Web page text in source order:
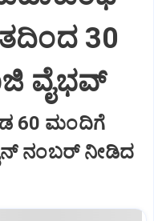
30
ವೈಭವ್
60 ಮಂದಿಗೆ
ನಂಬರ್ ನೀಡಿದ